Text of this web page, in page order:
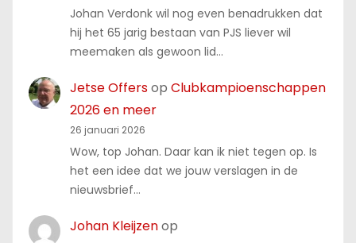
Johan Verdonk wil nog even benadrukken dat
hij het 65 jarig bestaan van PJS liever wil
meemaken als gewoon lid…
Jetse Offersop Clubkampioenschappen
2026 en meer
26 januari 2026
Wow, top Johan. Daar kan ik niet tegen op. Is
het een idee dat we jouw verslagen in de
nieuwsbrief…
Johan Kleijzenop